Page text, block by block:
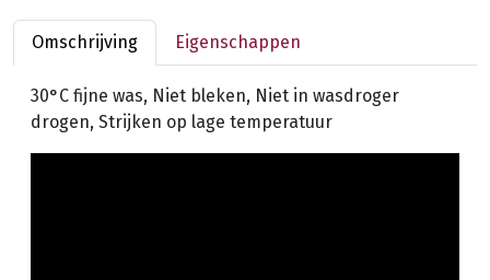
Omschrijving Eigenschappen
30°C fijne was, Niet bleken, Niet in wasdroger
drogen, Strijken op lage temperatuur